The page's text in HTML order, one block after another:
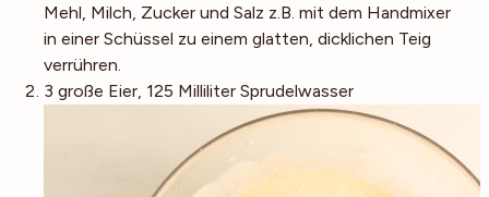
Mehl, Milch, Zucker und Salz z.B. mit dem Handmixer
in einer Schüssel zu einem glatten, dicklichen Teig
verrühren.
3 große Eier, 125 Milliliter Sprudelwasser